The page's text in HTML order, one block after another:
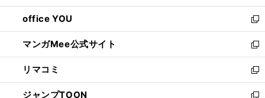
開
く
ウ
で
開
く
ウ
ィ
ン
ド
ウ
で
開
く
し
い
ウ
ィ
ン
ド
ウ
で
office YOU
新
し
い
ウ
ィ
ン
ド
マンガMee公式サイト
新
し
い
ウ
リマコミ
新
し
ジャンプTOON